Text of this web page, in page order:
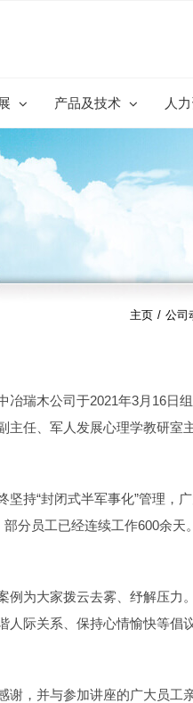
产品及技术 人
主页 / 公司
瑞木公司于2021年3月16日
任、军人发展心理学教研
持“封闭式半军事化”管理，
分员工已经连续工作600余
为大家拨云去雾、纾解压
际关系、保持心情愉快等
，并与参加讲座的广大员